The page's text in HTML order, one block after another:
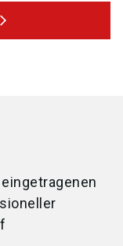
eingetragenen